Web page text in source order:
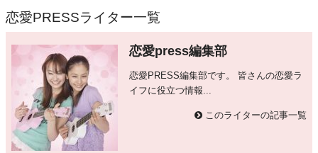
恋愛PRESSライター一覧
恋愛press編集部
恋愛PRESS編集部です。 皆さんの恋愛ラ
イフに役立つ情報...
このライターの記事一覧